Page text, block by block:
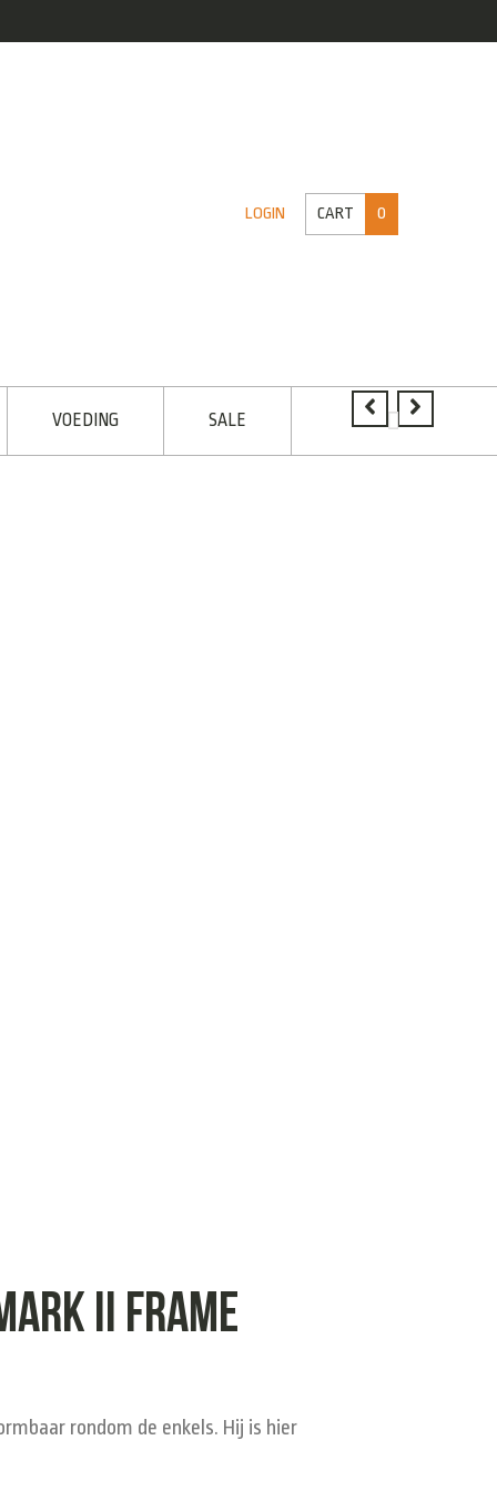
LOGIN CART 0
VOEDING SALE
II frame
rondom de enkels. Hij is hier